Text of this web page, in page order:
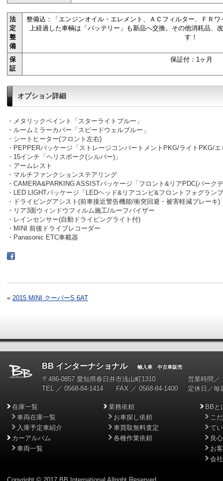
法
定
整
備
整備込：「エンジンオイル・エレメント、ＡＣフィルター、ＦＲ
上経過した車輌は「バッテリー」も新品へ交換。その他消耗品、
す！
保
証
保証付：1ヶ月
オプション詳細
・メタリックペイント「スターライトブルー」
・ルームミラーカバー「スピードウェルブルー」
・シートヒーター(フロント左右)
・PEPPERパッケージ「ストレージコンパートメントPKG/ライトPKG/
・15インチ「ヘリスポーク(シルバー)」
・アームレスト
・マルチファンクションステアリング
・CAMERA&PARKING ASSISTパッケージ「フロント&リアPDC(パーク
・LED LIGHTパッケージ「LEDヘッド&リアコンビ&フロントフォグラン
・ドライビングアシスト(前車接近警告機能/衝突回避・被害軽減ブレーキ)
・リア3面ウィンドウフィルム施工/ルーフバイザー
・レインセンサー(自動ドライビングライト付)
・MINI 前後ドライブレコーダー
・Panasonic ETC車載器
« 2015 MINI クーパーS 6AT
BB インターナショナル輸入車 中古車販売
〒486-0857 愛知県春日井市浅山町1310
TEL ／ 0568-84-1414 FAX ／ 0568-84-1400
営業時間／
定休日／毎
在庫一覧
車両在庫一覧
入庫予定車紹介
カーアルバム
車両一覧
業務依頼
お車探し依頼
車買取無料査定
各種作業依頼
BBと
こ
て
良
お
会